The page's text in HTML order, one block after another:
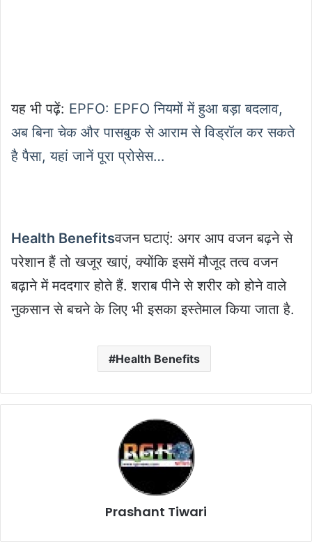
यह भी पढ़ें: EPFO: EPFO नियमों में हुआ बड़ा बदलाव,
अब बिना चेक और पासबुक से आराम से विड्रॉल कर सकते
है पैसा, यहां जानें पूरा प्रोसेस…
Health Benefitsवजन घटाएं: अगर आप वजन बढ़ने से
परेशान हैं तो खजूर खाएं, क्योंकि इसमें मौजूद तत्व वजन
बढ़ाने में मददगार होते हैं. शराब पीने से शरीर को होने वाले
नुकसान से बचने के लिए भी इसका इस्तेमाल किया जाता है.
Health Benefits
Prashant Tiwari